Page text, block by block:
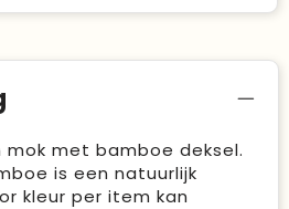
met bamboe deksel.
is een natuurlijk
kleur per item kan